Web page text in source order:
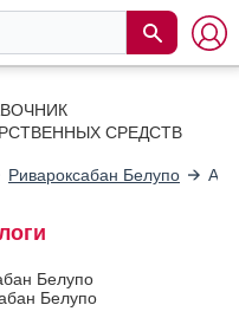
СРЕДСТВ
Ривароксабан Белупо
Белупо
Белупо